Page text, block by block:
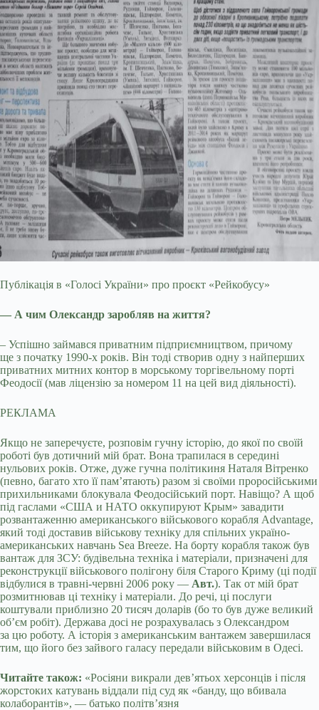
Публікація в «Голосі України» про проєкт «Рейкобусу»
— А чим Олександр заробляв на життя?
– Успішно займався приватним підприємництвом, причому
ще з початку 1990-х років. Він тоді створив одну з найперших
приватних митних контор в морському торгівельному порті
Феодосії (мав ліцензію за номером 11 на цей вид діяльності).
РЕКЛАМА
Якщо не заперечуєте, розповім гучну історію, до якої по своїй
роботі був дотичний мій брат. Вона трапилася в середині
нульових років. Отже, дуже гучна політикиня Наталя Вітренко
(певно, багато хто її пам’ятають) разом зі своїми проросійськими
прихильниками блокувала Феодосійський порт. Навіщо? А щоб
під гаслами «США и НАТО оккупируют Крым» завадити
розвантаженню американського військового корабля Advantage,
який тоді доставив військову техніку для спільних україно-
американських навчань Sea Breeze. На борту корабля також був
вантаж для ЗСУ: будівельна техніка і матеріали, призначені для
реконструкції військового полігону біля Старого Криму (ці події
відбулися в травні-червні 2006 року — Авт.). Так от мій брат
розмитнював ці техніку і матеріали. До речі, ці послуги
коштували приблизно 20 тисяч доларів (бо то був дуже великий
об’єм робіт). Держава досі не розрахувалась з Олександром
за цю роботу. А історія з американським вантажем завершилася
тим, що його без зайвого галасу передали військовим в Одесі.
Читайте також: «Росіяни викрали дев’ятьох херсонців і після
жорстоких катувань віддали під суд як «банду, що вбивала
колаборантів», — батько політв’язня